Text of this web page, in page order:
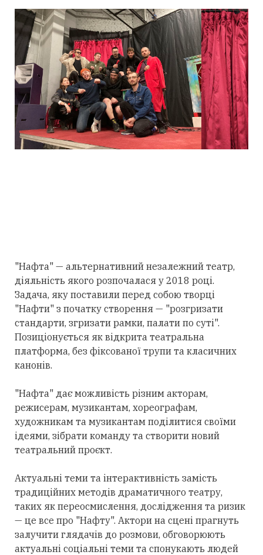
"Нафта" — альтернативний незалежний театр,
діяльність якого розпочалася у 2018 році.
Задача, яку поставили перед собою творці
"Нафти" з початку створення — "розгризати
стандарти, згризати рамки, палати по суті".
Позиціонується як відкрита театральна
платформа, без фіксованої трупи та класичних
канонів.
"Нафта" дає можливість різним акторам,
режисерам, музикантам, хореографам,
художникам та музикантам поділитися своїми
ідеями, зібрати команду та створити новий
театральний проєкт.
Актуальні теми та інтерактивність замість
традиційних методів драматичного театру,
таких як переосмислення, дослідження та ризик
— це все про "Нафту". Актори на сцені прагнуть
залучити глядачів до розмови, обговорюють
актуальні соціальні теми та спонукають людей